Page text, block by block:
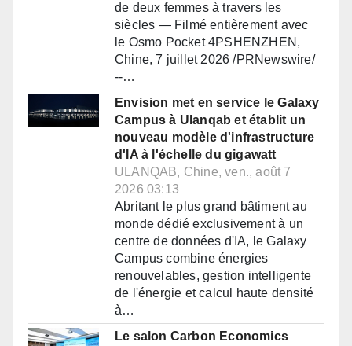
de deux femmes à travers les
siècles — Filmé entièrement avec
le Osmo Pocket 4PSHENZHEN,
Chine, 7 juillet 2026 /PRNewswire/
--…
Envision met en service le Galaxy
Campus à Ulanqab et établit un
nouveau modèle d'infrastructure
d'IA à l'échelle du gigawatt
ULANQAB, Chine, ven., août 7
2026 03:13
Abritant le plus grand bâtiment au
monde dédié exclusivement à un
centre de données d'IA, le Galaxy
Campus combine énergies
renouvelables, gestion intelligente
de l'énergie et calcul haute densité
à…
Le salon Carbon Economics